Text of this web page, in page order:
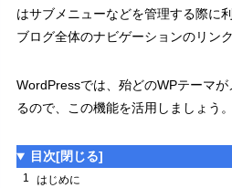
はサブメニューなどを管理する際に利
ブログ全体のナビゲーションのリン
WordPressでは、殆どのWPテーマ
るので、この機能を活用しましょう。
目次[閉じる]
1 はじめに